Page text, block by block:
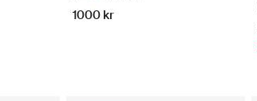
1000 kr